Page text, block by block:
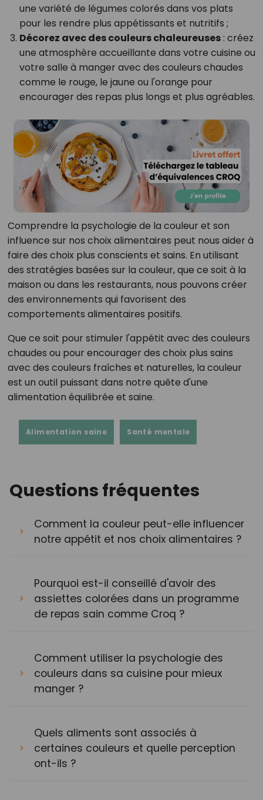
une variété de légumes colorés dans vos plats
pour les rendre plus appétissants et nutritifs ;
Décorez avec des couleurs chaleureuses: créez
une atmosphère accueillante dans votre cuisine ou
votre salle à manger avec des couleurs chaudes
comme le rouge, le jaune ou l'orange pour
encourager des repas plus longs et plus agréables.
Comprendre la psychologie de la couleur et son
influence sur nos choix alimentaires peut nous aider à
faire des choix plus conscients et sains. En utilisant
des stratégies basées sur la couleur, que ce soit à la
maison ou dans les restaurants, nous pouvons créer
des environnements qui favorisent des
comportements alimentaires positifs.
Que ce soit pour stimuler l'appétit avec des couleurs
chaudes ou pour encourager des choix plus sains
avec des couleurs fraîches et naturelles, la couleur
est un outil puissant dans notre quête d'une
alimentation équilibrée et saine.
Alimentation saine Santé mentale
Questions fréquentes
Comment la couleur peut-elle influencer
notre appétit et nos choix alimentaires ?
Pourquoi est-il conseillé d'avoir des
assiettes colorées dans un programme
de repas sain comme Croq ?
Comment utiliser la psychologie des
couleurs dans sa cuisine pour mieux
manger ?
Quels aliments sont associés à
certaines couleurs et quelle perception
ont-ils ?